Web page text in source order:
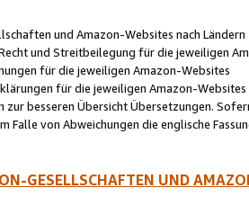
und Amazon-Websites nach Ländern
und Streitbeilegung für die jeweiligen
für die jeweiligen Amazon-Websites
für die jeweiligen Amazon-Websites
zur besseren Übersicht Übersetzungen.
Falle von Abweichungen die englische
GESELLSCHAFTEN UND